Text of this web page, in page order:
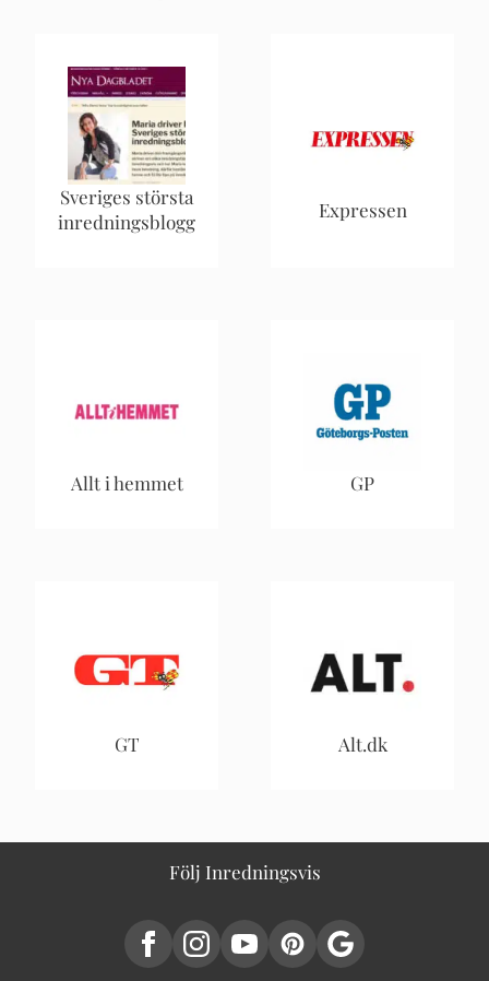
Sveriges största
inredningsblogg
Expressen
Allt i hemmet GP
GT Alt.dk
Följ Inredningsvis